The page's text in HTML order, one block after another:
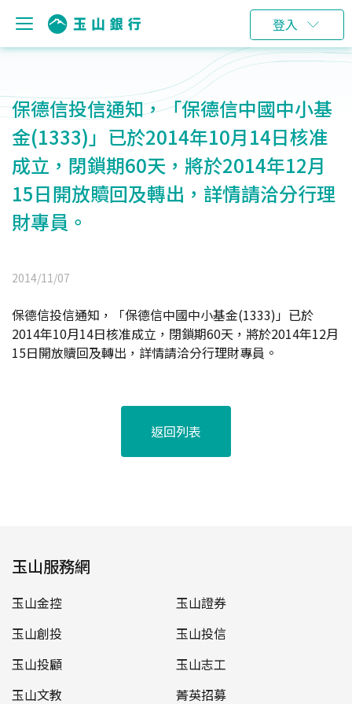
登入
保德信投信通知，「保德信中國中小基
金(1333)」已於2014年10月14日核准
成立，閉鎖期60天，將於2014年12月
15日開放贖回及轉出，詳情請洽分行理
財專員。
2014/11/07
保德信投信通知，「保德信中國中小基金(1333)」已於
2014年10月14日核准成立，閉鎖期60天，將於2014年12月
15日開放贖回及轉出，詳情請洽分行理財專員。
返回列表
玉山服務網
玉山金控
玉山證券
玉山創投
玉山投信
玉山投顧
玉山志工
玉山文教
菁英招募